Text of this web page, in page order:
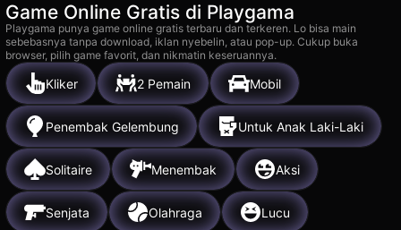
Game Online Gratis di Playgama
Playgama punya game online gratis terbaru dan terkeren. Lo bisa main
sebebasnya tanpa download, iklan nyebelin, atau pop-up. Cukup buka
browser, pilih game favorit, dan nikmatin keseruannya.
Kliker 2 Pemain Mobil
Penembak Gelembung Untuk Anak Laki-Laki
Solitaire Menembak Aksi
Senjata Olahraga Lucu